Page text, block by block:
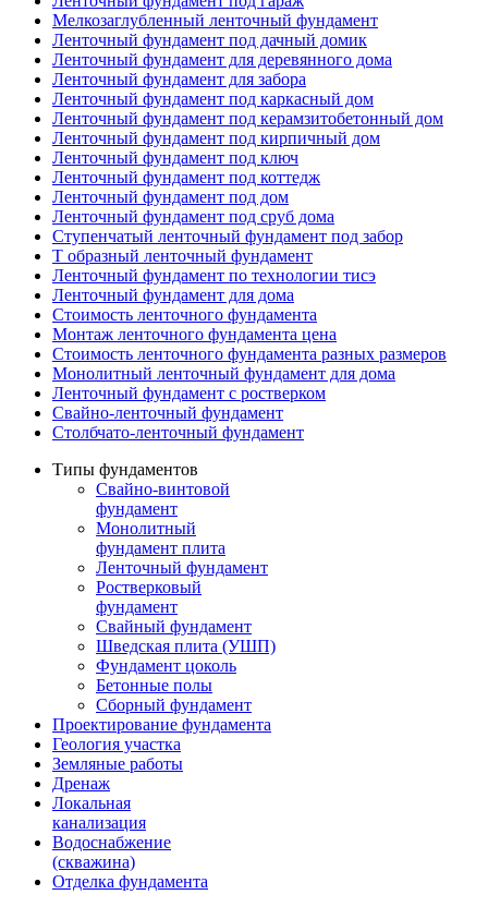
Мелкозаглубленный ленточный фундамент
Ленточный фундамент под дачный домик
Ленточный фундамент для деревянного дома
Ленточный фундамент для забора
Ленточный фундамент под каркасный дом
Ленточный фундамент под керамзитобетонный дом
Ленточный фундамент под кирпичный дом
Ленточный фундамент под ключ
Ленточный фундамент под коттедж
Ленточный фундамент под дом
Ленточный фундамент под сруб дома
Ступенчатый ленточный фундамент под забор
Т образный ленточный фундамент
Ленточный фундамент по технологии тисэ
Ленточный фундамент для дома
Стоимость ленточного фундамента
Монтаж ленточного фундамента цена
Стоимость ленточного фундамента разных размеров
Монолитный ленточный фундамент для дома
Ленточный фундамент с ростверком
Свайно-ленточный фундамент
Столбчато-ленточный фундамент
Типы фундаментов
Свайно-винтовой
фундамент
Монолитный
фундамент плита
Ленточный фундамент
Ростверковый
фундамент
Свайный фундамент
Шведская плита (УШП)
Фундамент цоколь
Бетонные полы
Сборный фундамент
Проектирование фундамента
Геология участка
Земляные работы
Дренаж
Локальная
канализация
Водоснабжение
(скважина)
Отделка фундамента